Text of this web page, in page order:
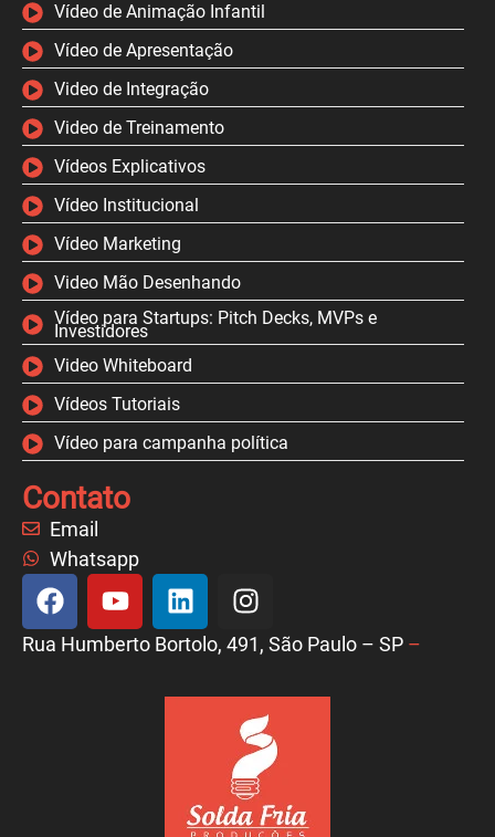
Vídeo de Animação Infantil
Vídeo de Apresentação
Video de Integração
Video de Treinamento
Vídeos Explicativos
Vídeo Institucional
Vídeo Marketing
Video Mão Desenhando
Vídeo para Startups: Pitch Decks, MVPs e
Investidores
Video Whiteboard
Vídeos Tutoriais
Vídeo para campanha política
Contato
Email
Whatsapp
Rua Humberto Bortolo, 491, São Paulo – SP –